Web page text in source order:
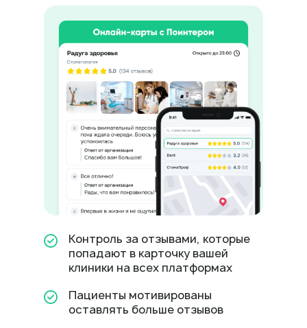
Контроль за отзывами, которые
попадают в карточку вашей
клиники на всех платформах
Пациенты мотивированы
оставлять больше отзывов